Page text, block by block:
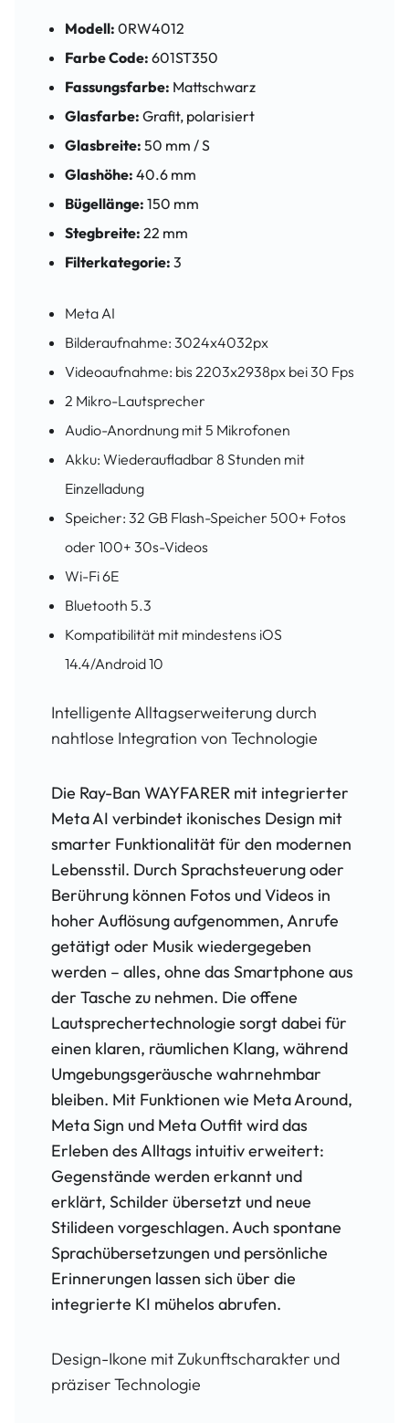
Modell: 0RW4012
Farbe Code: 601ST350
Fassungsfarbe: Mattschwarz
Glasfarbe: Grafit, polarisiert
Glasbreite: 50 mm / S
Glashöhe: 40.6 mm
Bügellänge: 150 mm
Stegbreite: 22 mm
Filterkategorie: 3
Meta AI
Bilderaufnahme: 3024x4032px
Videoaufnahme: bis 2203x2938px bei 30 Fps
2 Mikro-Lautsprecher
Audio-Anordnung mit 5 Mikrofonen
Akku: Wiederaufladbar 8 Stunden mit
Einzelladung
Speicher: 32 GB Flash-Speicher 500+ Fotos
oder 100+ 30s-Videos
Wi-Fi 6E
Bluetooth 5.3
Kompatibilität mit mindestens iOS
14.4/Android 10
Intelligente Alltagserweiterung durch
nahtlose Integration von Technologie
Die Ray-Ban WAYFARER mit integrierter
Meta AI verbindet ikonisches Design mit
smarter Funktionalität für den modernen
Lebensstil. Durch Sprachsteuerung oder
Berührung können Fotos und Videos in
hoher Auflösung aufgenommen, Anrufe
getätigt oder Musik wiedergegeben
werden – alles, ohne das Smartphone aus
der Tasche zu nehmen. Die offene
Lautsprechertechnologie sorgt dabei für
einen klaren, räumlichen Klang, während
Umgebungsgeräusche wahrnehmbar
bleiben. Mit Funktionen wie Meta Around,
Meta Sign und Meta Outfit wird das
Erleben des Alltags intuitiv erweitert:
Gegenstände werden erkannt und
erklärt, Schilder übersetzt und neue
Stilideen vorgeschlagen. Auch spontane
Sprachübersetzungen und persönliche
Erinnerungen lassen sich über die
integrierte KI mühelos abrufen.
Design-Ikone mit Zukunftscharakter und
präziser Technologie